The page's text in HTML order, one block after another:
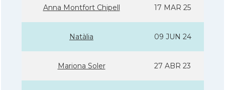
Anna Montfort Chipell 17 MAR 25
Natàlia 09 JUN 24
Mariona Soler 27 ABR 23